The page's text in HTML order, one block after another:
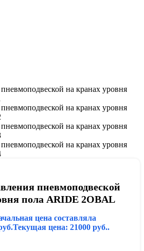
пневмоподвеской
пола ARIDE 2OBAL
цена составляла
Текущая цена: 21000 руб..